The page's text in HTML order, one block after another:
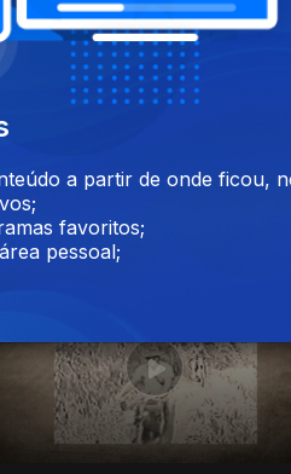
RENAMO e a Sua
a partir de onde ficou,
favoritos;
pessoal;